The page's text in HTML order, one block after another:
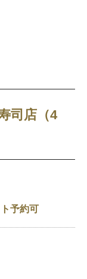
司店（4
予約可